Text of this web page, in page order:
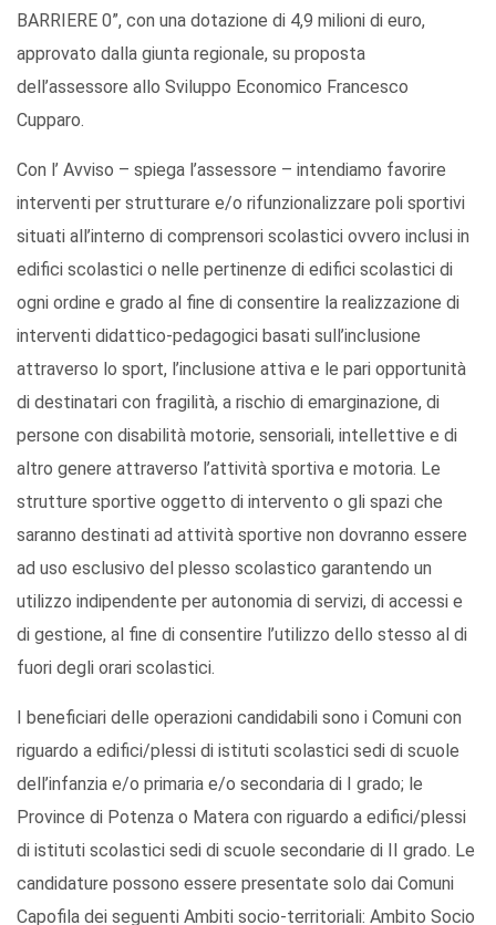
BARRIERE 0”, con una dotazione di 4,9 milioni di euro,
approvato dalla giunta regionale, su proposta
dell’assessore allo Sviluppo Economico Francesco
Cupparo.
Con l’ Avviso – spiega l’assessore – intendiamo favorire
interventi per strutturare e/o rifunzionalizzare poli sportivi
situati all’interno di comprensori scolastici ovvero inclusi in
edifici scolastici o nelle pertinenze di edifici scolastici di
ogni ordine e grado al fine di consentire la realizzazione di
interventi didattico-pedagogici basati sull’inclusione
attraverso lo sport, l’inclusione attiva e le pari opportunità
di destinatari con fragilità, a rischio di emarginazione, di
persone con disabilità motorie, sensoriali, intellettive e di
altro genere attraverso l’attività sportiva e motoria. Le
strutture sportive oggetto di intervento o gli spazi che
saranno destinati ad attività sportive non dovranno essere
ad uso esclusivo del plesso scolastico garantendo un
utilizzo indipendente per autonomia di servizi, di accessi e
di gestione, al fine di consentire l’utilizzo dello stesso al di
fuori degli orari scolastici.
I beneficiari delle operazioni candidabili sono i Comuni con
riguardo a edifici/plessi di istituti scolastici sedi di scuole
dell’infanzia e/o primaria e/o secondaria di I grado; le
Province di Potenza o Matera con riguardo a edifici/plessi
di istituti scolastici sedi di scuole secondarie di II grado. Le
candidature possono essere presentate solo dai Comuni
Capofila dei seguenti Ambiti socio-territoriali: Ambito Socio